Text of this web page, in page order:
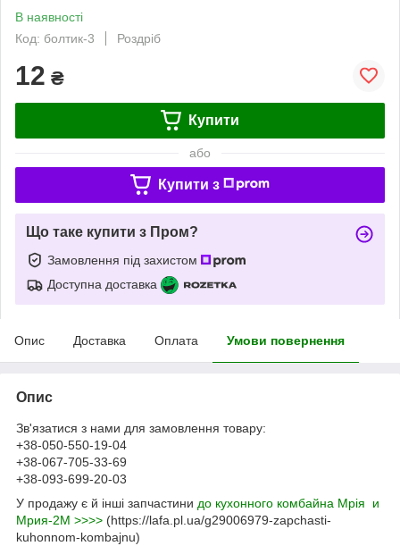
В наявності
Код: болтик-3
Роздріб
12 ₴
Купити
або
Купити з
Що таке купити з Пром?
Замовлення під захистом
Доступна доставка
Опис Доставка Оплата Умови повернення
Опис
Зв'язатися з нами для замовлення товару:
+38-050-550-19-04
+38-067-705-33-69
+38-093-699-20-03
У продажу є й інші запчастини до кухонного комбайна Мрія и
Мрия-2М >>>> (https://lafa.pl.ua/g29006979-zapchasti-
kuhonnom-kombajnu)